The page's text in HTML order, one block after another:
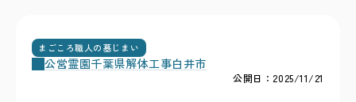
まごころ職人の墓じまい
公営霊園千葉県解体工事白井市
公開日：2025/11/21